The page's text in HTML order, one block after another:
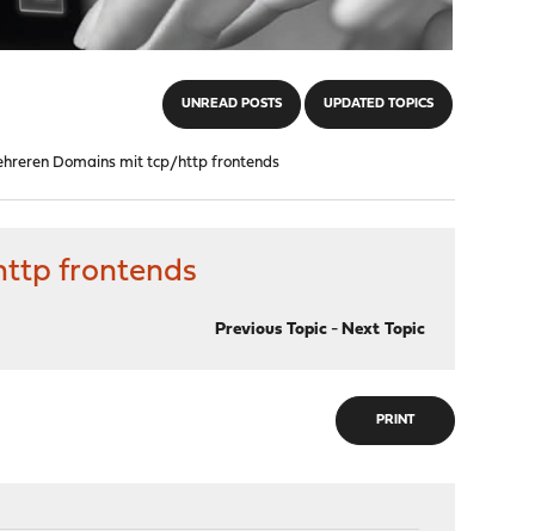
UNREAD POSTS UPDATED TOPICS
Domains mit tcp/http frontends
frontends
Previous Topic- Next Topic
PRINT